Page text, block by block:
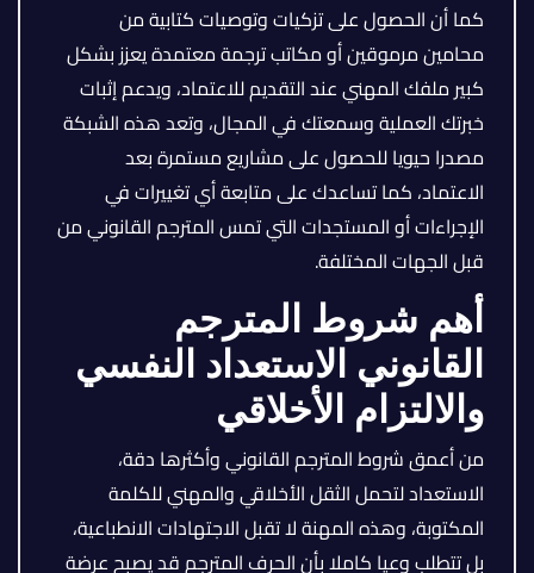
كما أن الحصول على تزكيات وتوصيات كتابية من
محامين مرموقين أو مكاتب ترجمة معتمدة يعزز بشكل
كبير ملفك المهني عند التقديم للاعتماد، ويدعم إثبات
خبرتك العملية وسمعتك في المجال، وتعد هذه الشبكة
مصدرا حيويا للحصول على مشاريع مستمرة بعد
الاعتماد، كما تساعدك على متابعة أي تغييرات في
الإجراءات أو المستجدات التي تمس المترجم القانوني من
قبل الجهات المختلفة.
أهم شروط المترجم
القانوني الاستعداد النفسي
والالتزام الأخلاقي
من أعمق شروط المترجم القانوني وأكثرها دقة،
الاستعداد لتحمل الثقل الأخلاقي والمهني للكلمة
المكتوبة، وهذه المهنة لا تقبل الاجتهادات الانطباعية،
بل تتطلب وعيا كاملا بأن الحرف المترجم قد يصبح عرضة